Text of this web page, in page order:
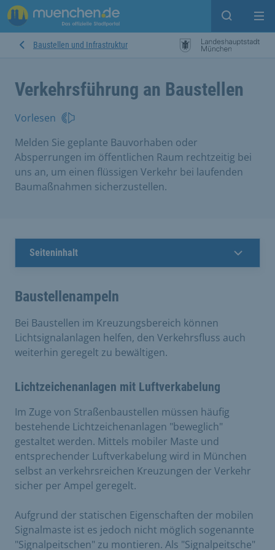
Suche
Baustellen und Infrastruktur
Verkehrsführung an Baustellen
Vorlesen
Melden Sie geplante Bauvorhaben oder
Absperrungen im öffentlichen Raum rechtzeitig bei
uns an, um einen flüssigen Verkehr bei laufenden
Baumaßnahmen sicherzustellen.
Seiteninhalt
Baustellenampeln
Bei Baustellen im Kreuzungsbereich können
Lichtsignalanlagen helfen, den Verkehrsfluss auch
weiterhin geregelt zu bewältigen.
Lichtzeichenanlagen mit Luftverkabelung
Im Zuge von Straßenbaustellen müssen häufig
bestehende Lichtzeichenanlagen "beweglich"
gestaltet werden. Mittels mobiler Maste und
entsprechender Luftverkabelung wird in München
selbst an verkehrsreichen Kreuzungen der Verkehr
sicher per Ampel geregelt.
Aufgrund der statischen Eigenschaften der mobilen
Signalmaste ist es jedoch nicht möglich sogenannte
"Signalpeitschen" zu montieren. Als "Signalpeitsche"